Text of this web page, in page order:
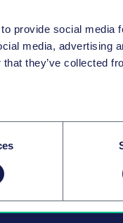
provide social media
media, advertising
they’ve collected
i Łukasz Szymański
korporacje, a
do Taylor
w Deloitte Legal.